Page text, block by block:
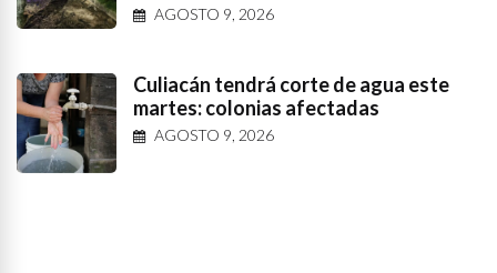
AGOSTO 9, 2026
Culiacán tendrá corte de agua este
martes: colonias afectadas
AGOSTO 9, 2026